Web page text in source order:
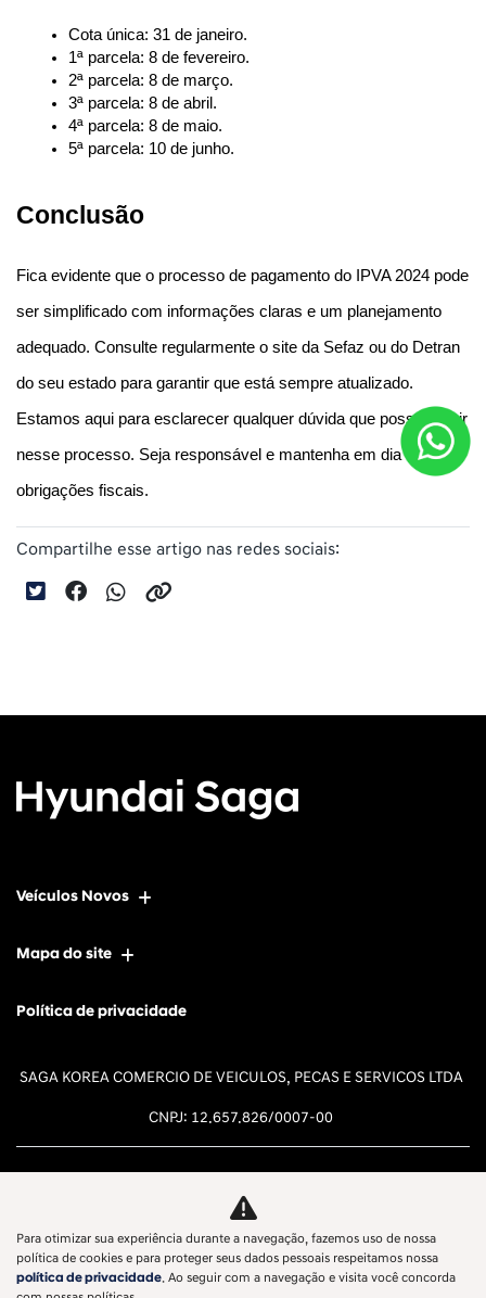
Cota única: 31 de janeiro.
1ª parcela: 8 de fevereiro.
2ª parcela: 8 de março.
3ª parcela: 8 de abril.
4ª parcela: 8 de maio.
5ª parcela: 10 de junho.
Conclusão
Fica evidente que o processo de pagamento do IPVA 2024 pode
ser simplificado com informações claras e um planejamento
adequado. Consulte regularmente o site da Sefaz ou do Detran
do seu estado para garantir que está sempre atualizado.
Estamos aqui para esclarecer qualquer dúvida que possa surgir
nesse processo. Seja responsável e mantenha em dia as suas
obrigações fiscais.
Compartilhe esse artigo nas redes sociais:
Veículos Novos
Mapa do site
Política de privacidade
SAGA KOREA COMERCIO DE VEICULOS, PECAS E SERVICOS LTDA
CNPJ: 12.657.826/0007-00
Desacelere. Seu bem maior é a
vida.
Para otimizar sua experiência durante a navegação, fazemos uso de nossa
política de cookies e para proteger seus dados pessoais respeitamos nossa
política de privacidade. Ao seguir com a navegação e visita você concorda